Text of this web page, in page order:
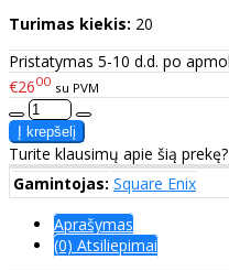
Turimas kiekis: 20
Pristatymas 5-10 d.d. po
€2600 su PVM
Turite klausimų apie šią prekę?
Gamintojas: Square Enix
Aprašymas
(0) Atsiliepimai